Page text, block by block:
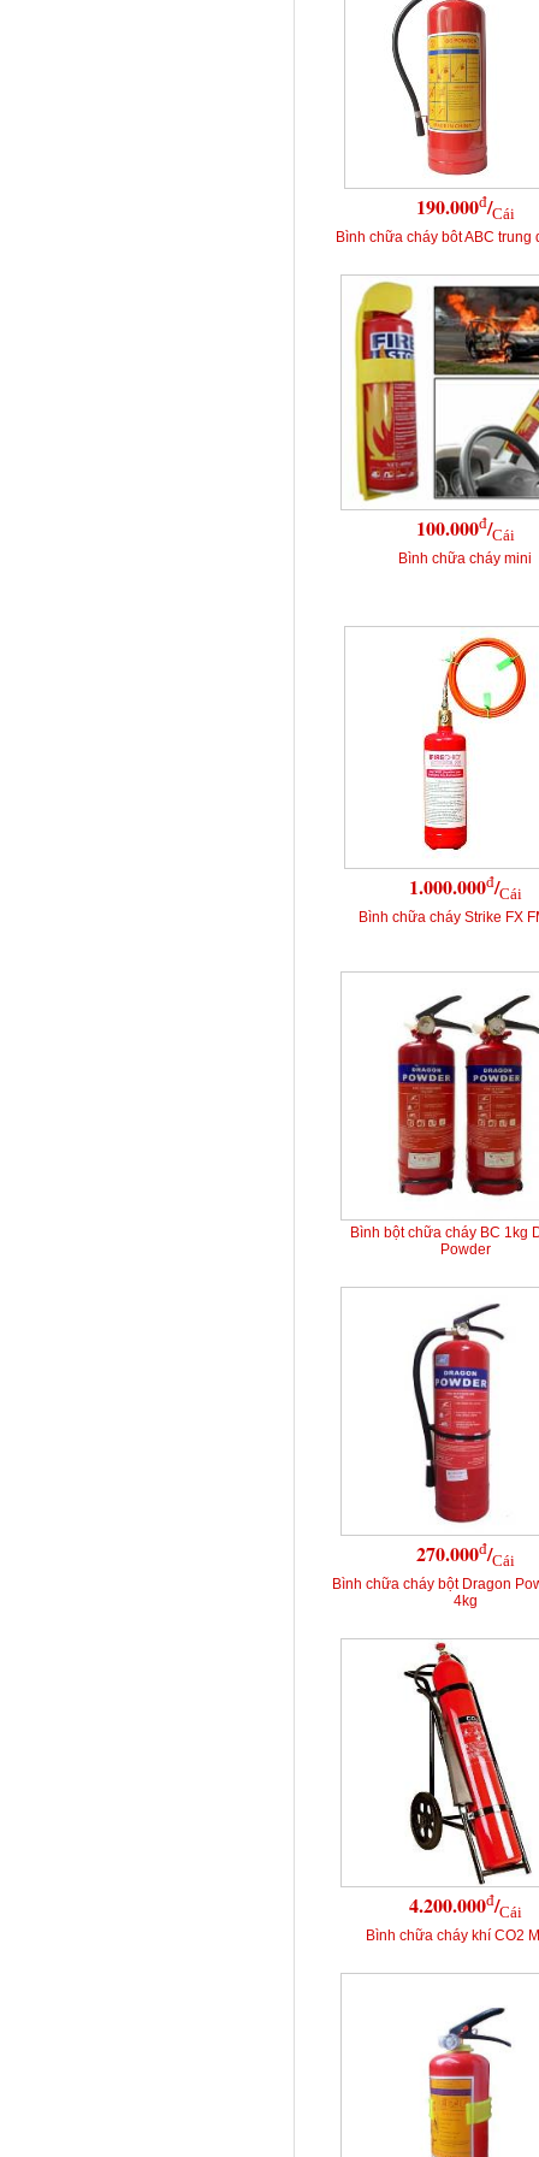
190.000đ/Cái
Bình chữa cháy bôt ABC trung
100.000đ/Cái
Bình chữa cháy mini
1.000.000đ/Cái
Bình chữa cháy Strike FX
Bình bột chữa cháy BC 1kg
Powder
270.000đ/Cái
Bình chữa cháy bột Dragon
4kg
4.200.000đ/Cái
Bình chữa cháy khí CO2